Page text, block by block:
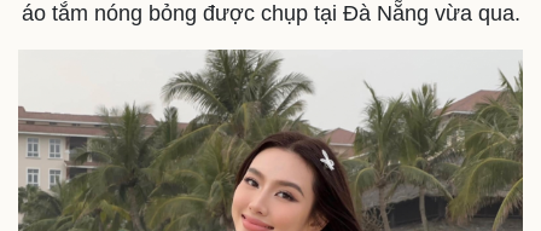
Infographic
áo tắm nóng bỏng được chụp tại Đà Nẵng vừa qua.